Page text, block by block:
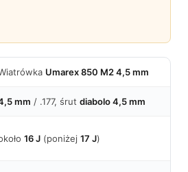
Umarex 850 M2 4,5 mm
mm / .177, śrut diabolo 4,5 mm
16 J (poniżej 17 J)